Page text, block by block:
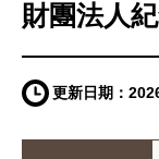
財團法人
更新日期：